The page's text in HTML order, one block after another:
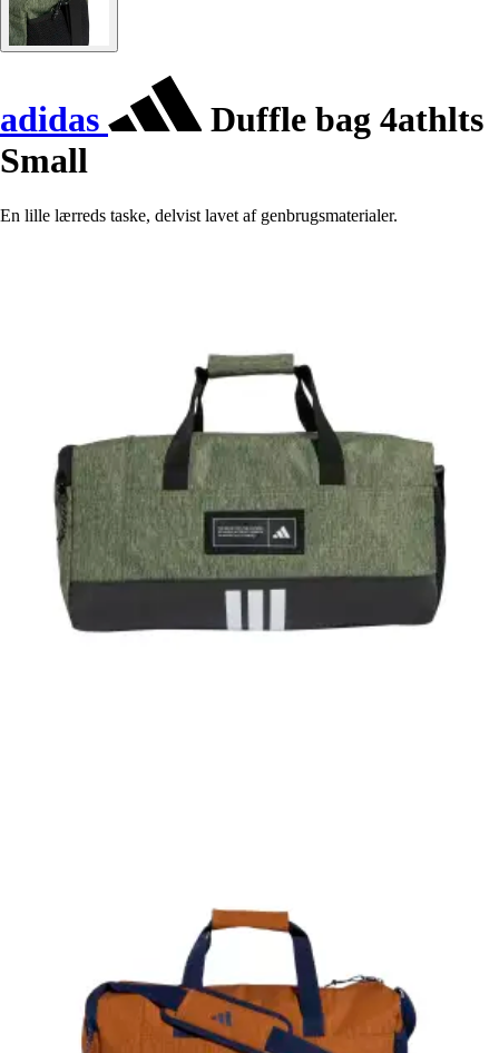
adidas
Duffle bag 4athlts
Small
En lille lærreds taske, delvist lavet af genbrugsmaterialer.